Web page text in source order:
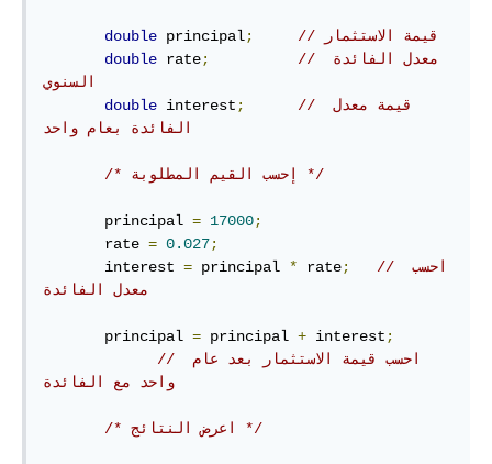
double principal;
// قيمة الاستثمار
double rate;
// معدل الفائدة
السنوي
double interest ;
// قيمة معدل
الفائدة بعام واحد
/* إحسب القيم المطلوبة */
       principal
= 17000;
       rate
= 0.027;
       interest
= principal * rate;
// احسب
معدل الفائدة
       principal
= principal + interest ;
// احسب قيمة الاستثمار بعد عام
واحد مع الفائدة
/* اعرض النتائج */